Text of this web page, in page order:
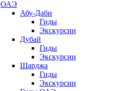
ОАЭ
Абу-Даби
Гиды
Экскурсии
Дубай
Гиды
Экскурсии
Шарджа
Гиды
Экскурсии